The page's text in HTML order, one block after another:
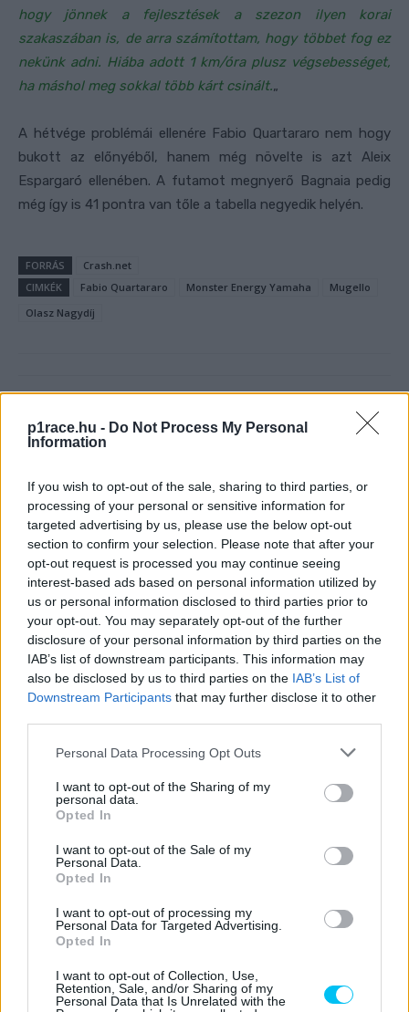
p1race.hu - Do Not Process My Personal
Information
If you wish to opt-out of the sale, sharing to third parties, or
processing of your personal or sensitive information for
targeted advertising by us, please use the below opt-out
section to confirm your selection. Please note that after your
opt-out request is processed you may continue seeing
interest-based ads based on personal information utilized by
us or personal information disclosed to third parties prior to
your opt-out. You may separately opt-out of the further
disclosure of your personal information by third parties on the
IAB’s list of downstream participants. This information may
also be disclosed by us to third parties on the IAB’s List of
Downstream Participants that may further disclose it to other
Please note that this website/app uses one or more Google
not limited to your visit or usage behaviour. You may click to
grant or deny consent to Google and its third-party tags to
use your data for below specified purposes in below Google
consent section.
Personal Data Processing Opt Outs
I want to opt-out of the Sharing of my
personal data.
Opted In
I want to opt-out of the Sale of my
Personal Data.
Opted In
I want to opt-out of processing my
Personal Data for Targeted Advertising.
Opted In
I want to opt-out of Collection, Use,
Retention, Sale, and/or Sharing of my
Personal Data that Is Unrelated with the
hogy jönnek a fejlesztések a szezon ilyen korai
szakaszában is, de arra számítottam, hogy többet fog ez
nekünk adni. Hiába adott 1 km/óra plusz végsebességet,
ha máshol meg sokkal több kárt csinált.„
A hétvége problémái ellenére Fabio Quartararo nem hogy
bukott az előnyéből, hanem még növelte is azt Aleix
Espargaró ellenében. A futamot megnyerő Bagnaia pedig
még így is 41 pontra van tőle a tabella negyedik helyén.
FORRÁS
Crash.net
CIMKÉK
Fabio Quartararo Monster Energy Yamaha
Mugello
Olasz Nagydíj
Kétesélyes? 3? Négy? Így áll
Következő cikk
Vajon ki fog a WithU RNF
Varga Ákos
versenyzőm. De a MotoGP sem csak és kizárólag ő, hát még az
végzettségem szerint olasz-spanyol szakos tanár vagyok, így
be is tudjátok viszonylag könnyen lőni, merrefelé irányul
- Advertisment -